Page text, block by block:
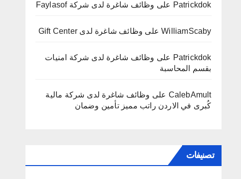
Patrickdok على وظائف شاغرة لدى شركة Faylasof
WilliamScabyعلى وظائف شاغرة لدى Gift Center
Patrickdok على وظائف شاغرة لدى شركة امنيات
بقسم المحاسبة
CalebAmult على وظائف شاغرة لدى شركة مالية
كُبرى في الاردن راتب مميز تأمين وضمان
تصنيفات